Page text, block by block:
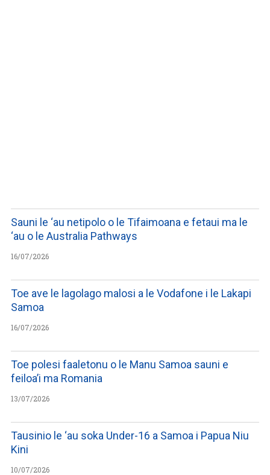
Sauni le ‘au netipolo o le Tifaimoana e fetaui ma le
‘au o le Australia Pathways
16/07/2026
Toe ave le lagolago malosi a le Vodafone i le Lakapi
Samoa
16/07/2026
Toe polesi faaletonu o le Manu Samoa sauni e
feiloa’i ma Romania
13/07/2026
Tausinio le ‘au soka Under-16 a Samoa i Papua Niu
Kini
10/07/2026